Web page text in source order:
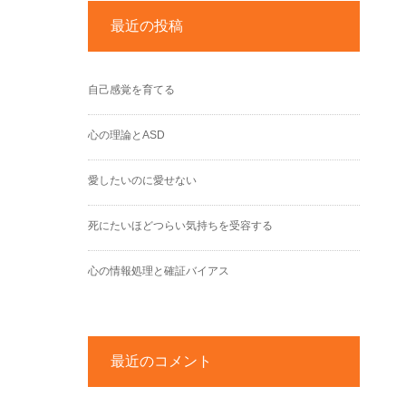
最近の投稿
自己感覚を育てる
心の理論とASD
愛したいのに愛せない
死にたいほどつらい気持ちを受容する
心の情報処理と確証バイアス
最近のコメント